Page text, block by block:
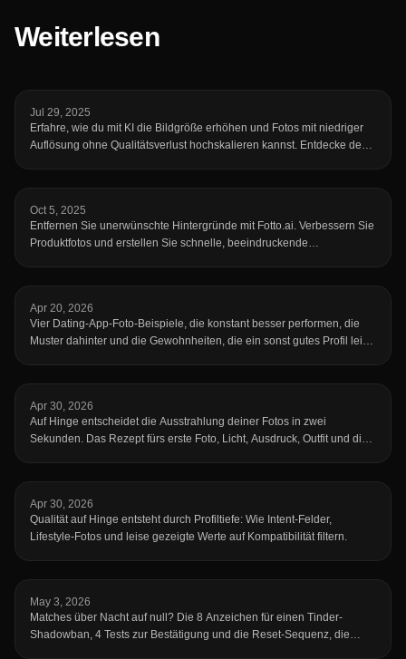
Weiterlesen
Jul 29, 2025
Erfahre, wie du mit KI die Bildgröße erhöhen und Fotos mit niedriger
Auflösung ohne Qualitätsverlust hochskalieren kannst. Entdecke den
Oct 5, 2025
Entfernen Sie unerwünschte Hintergründe mit Fotto.ai. Verbessern Sie
Produktfotos und erstellen Sie schnelle, beeindruckende
Apr 20, 2026
Vier Dating-App-Foto-Beispiele, die konstant besser performen, die
Muster dahinter und die Gewohnheiten, die ein sonst gutes Profil leise
Apr 30, 2026
Auf Hinge entscheidet die Ausstrahlung deiner Fotos in zwei
Sekunden. Das Rezept fürs erste Foto, Licht, Ausdruck, Outfit und die
Apr 30, 2026
Qualität auf Hinge entsteht durch Profiltiefe: Wie Intent-Felder,
Lifestyle-Fotos und leise gezeigte Werte auf Kompatibilität filtern.
May 3, 2026
Matches über Nacht auf null? Die 8 Anzeichen für einen Tinder-
Shadowban, 4 Tests zur Bestätigung und die Reset-Sequenz, die